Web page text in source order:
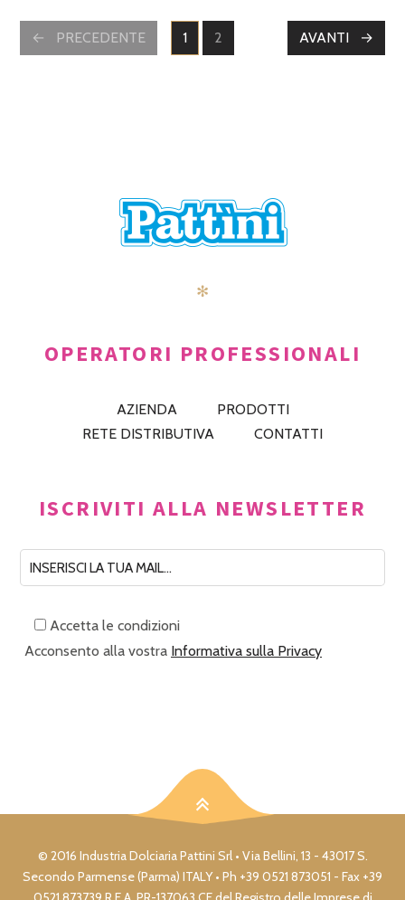
POSTS
NAVIGATION
PRECEDENTE PAGINE
1 2 AVANTI
✻
OPERATORI PROFESSIONALI
AZIENDA
PRODOTTI
RETE DISTRIBUTIVA
CONTATTI
ISCRIVITI ALLA NEWSLETTER
Accetta le condizioni
Acconsento alla vostra Informativa sulla Privacy
© 2016 Industria Dolciaria Pattini Srl • Via Bellini, 13 - 43017 S.
Secondo Parmense (Parma) ITALY • Ph +39 0521 873051 - Fax +39